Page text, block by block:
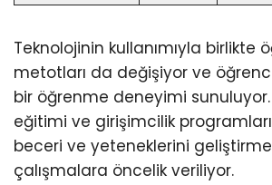
Teknolojinin kullanımıyla birlikte
metotları da değişiyor ve
bir öğrenme deneyimi sunuluyor.
eğitimi ve girişimcilik
beceri ve yeteneklerini
çalışmalara öncelik veriliyor.